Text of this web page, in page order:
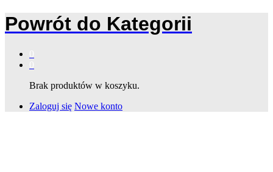
Powrót do Kategorii
Brak produktów w koszyku.
Zaloguj się Nowe konto